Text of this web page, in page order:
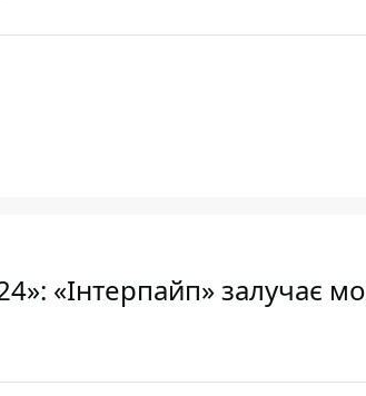
«Інтерпайп» залучає